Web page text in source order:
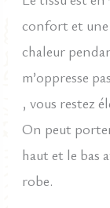
confort et une
chaleur
m’oppresse
, vous restez
On peut
haut et le bas
robe.